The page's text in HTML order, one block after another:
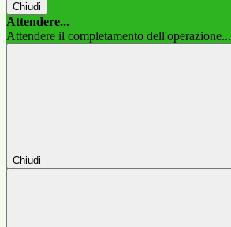
Chiudi
Attendere...
Attendere il completamento dell'operazione...
Chiudi